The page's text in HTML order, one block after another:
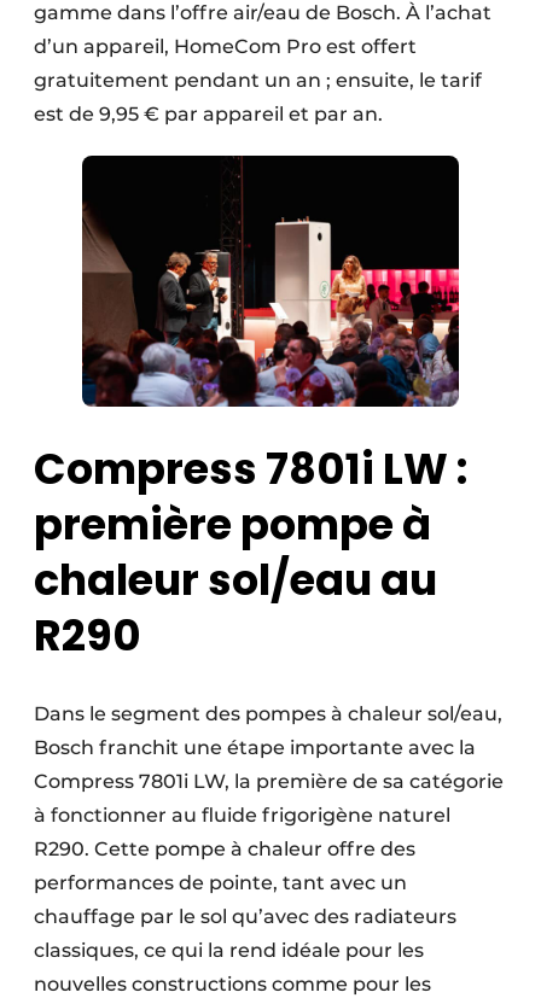
gamme dans l’offre air/eau de Bosch. À l’achat
d’un appareil, HomeCom Pro est offert
gratuitement pendant un an ; ensuite, le tarif
est de 9,95 € par appareil et par an.
Compress 7801i LW :
première pompe à
chaleur sol/eau au
R290
Dans le segment des pompes à chaleur sol/eau,
Bosch franchit une étape importante avec la
Compress 7801i LW, la première de sa catégorie
à fonctionner au fluide frigorigène naturel
R290. Cette pompe à chaleur offre des
performances de pointe, tant avec un
chauffage par le sol qu’avec des radiateurs
classiques, ce qui la rend idéale pour les
nouvelles constructions comme pour les